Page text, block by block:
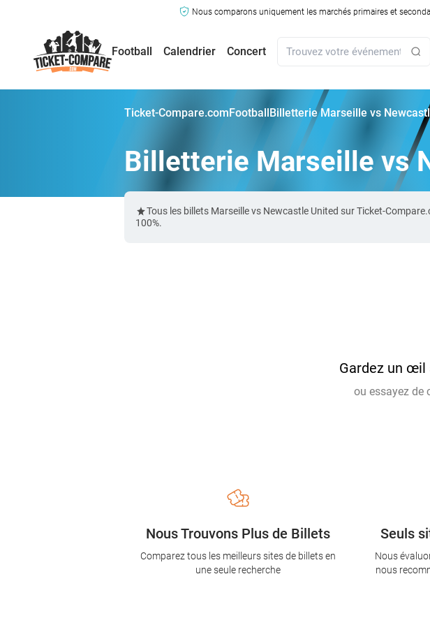
Nous comparons uniquement les marchés primaires et
Football Calendrier Concert
Ticket-Compare.comFootballBilletterie Marseille vs
Billetterie Marseille vs
Tous les billets Marseille vs Newcastle United sur Ticket-
100%.
Gardez un œil
ou essayez de
Seuls
Nous
nous
Nous Trouvons Plus de Billets
Comparez tous les meilleurs sites de billets en
une seule recherche